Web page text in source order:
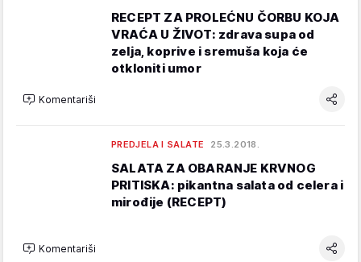
RECEPT ZA PROLEĆNU ČORBU KOJA
VRAĆA U ŽIVOT: zdrava supa od
zelja, koprive i sremuša koja će
otkloniti umor
Komentariši
PREDJELA I SALATE 25.3.2018.
SALATA ZA OBARANJE KRVNOG
PRITISKA: pikantna salata od celera i
mirođije (RECEPT)
Komentariši